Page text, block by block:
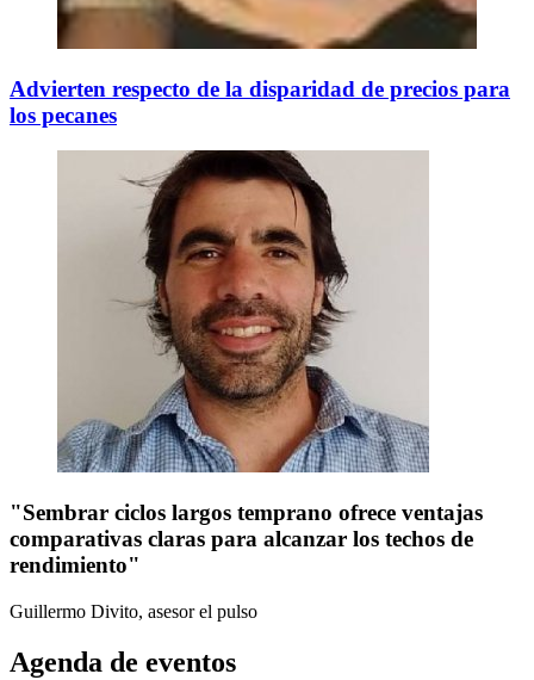
Advierten respecto de la disparidad de precios para
los pecanes
"Sembrar ciclos largos temprano ofrece ventajas
comparativas claras para alcanzar los techos de
rendimiento"
Guillermo Divito, asesor el pulso
Agenda de eventos